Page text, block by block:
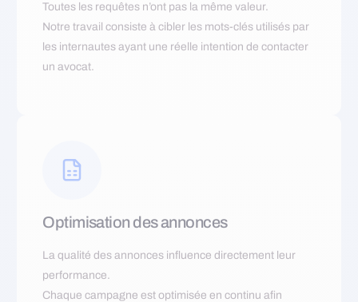
Toutes les requêtes n’ont pas la même valeur.
Notre travail consiste à cibler les mots-clés utilisés par
les internautes ayant une réelle intention de contacter
un avocat.
Optimisation des annonces
La qualité des annonces influence directement leur
performance.
Chaque campagne est optimisée en continu afin